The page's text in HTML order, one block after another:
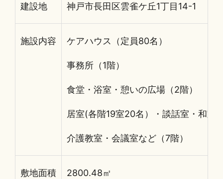
建設地 神戸市長田区雲雀ケ丘1丁目14-1
施設内容 ケアハウス（定員80名）
事務所（1階）
食堂・浴室・憩いの広場（2階）
居室(各階19室20名）・談話室・和室
介護教室・会議室など（7階）
敷地面積 2800.48㎡